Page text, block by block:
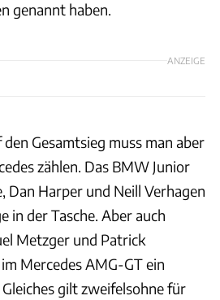
genannt haben.
ANZEIGE
Gesamtsieg muss man aber
zählen. Das BMW Junior
Dan Harper und Neill Verhagen
in der Tasche. Aber auch
Metzger und Patrick
Mercedes AMG-GT ein
gilt zweifelsohne für